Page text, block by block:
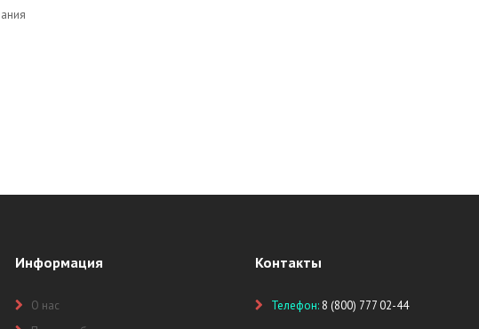
Информация
О нас
Контакты
Телефон: 8 (800) 777 02-44